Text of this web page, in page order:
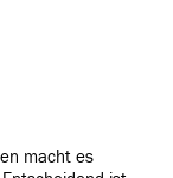
macht es